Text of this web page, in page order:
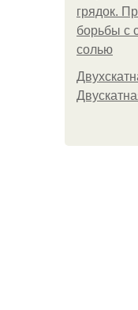
грядок.
борьбы с
солью